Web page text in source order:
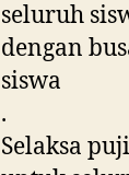
seluruh
dengan
siswa
.
Selaksa